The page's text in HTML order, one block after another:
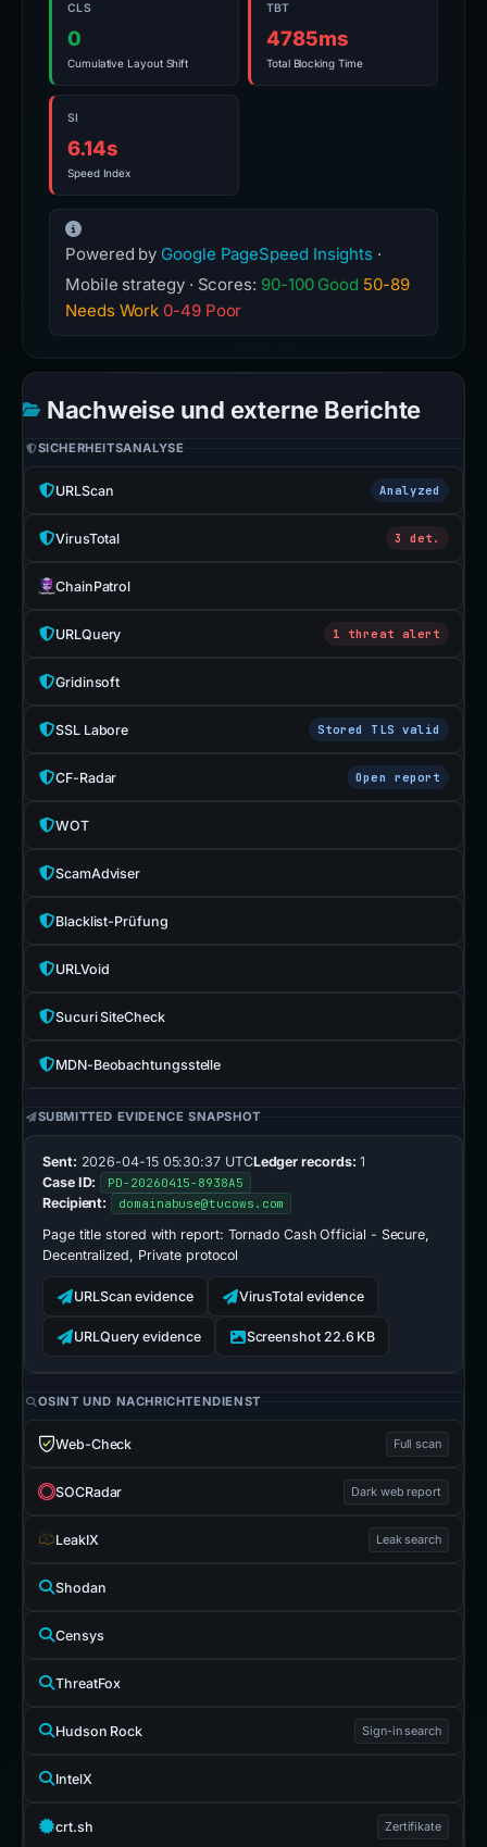
CLS
0
Cumulative Layout Shift
TBT
4785ms
Total Blocking Time
SI
6.14s
Speed Index
Powered by Google PageSpeed Insights ·
Mobile strategy · Scores: 90-100 Good 50-89
Needs Work 0-49 Poor
Nachweise und externe Berichte
SICHERHEITSANALYSE
URLScan Analyzed
VirusTotal 3 det.
ChainPatrol
URLQuery 1 threat alert
Gridinsoft
SSL Labore Stored TLS valid
CF-Radar Open report
WOT
ScamAdviser
Blacklist-Prüfung
URLVoid
Sucuri SiteCheck
MDN-Beobachtungsstelle
SUBMITTED EVIDENCE SNAPSHOT
Sent: 2026-04-15 05:30:37 UTCLedger records: 1
Case ID:
PD-20260415-8938A5
Recipient: domainabuse@tucows.com
Page title stored with report: Tornado Cash Official - Secure,
Decentralized, Private protocol
URLScan evidence VirusTotal evidence
URLQuery evidence Screenshot 22.6 KB
OSINT UND NACHRICHTENDIENST
Web-Check Full scan
SOCRadar Dark web report
LeakIX Leak search
Shodan
Censys
ThreatFox
Hudson Rock Sign-in search
IntelX
crt.sh Zertifikate